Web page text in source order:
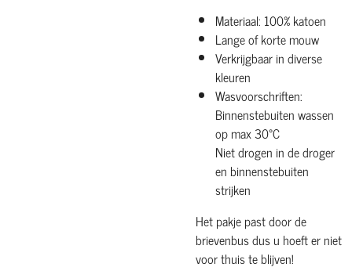
Materiaal: 100% katoen
Lange of korte mouw
Verkrijgbaar in diverse
kleuren
Wasvoorschriften:
Binnenstebuiten wassen
op max 30°C
Niet drogen in de droger
en binnenstebuiten
strijken
Het pakje past door de
brievenbus dus u hoeft er niet
voor thuis te blijven!